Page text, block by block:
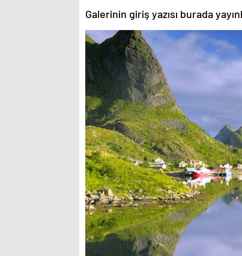
Galerinin giriş yazısı burada